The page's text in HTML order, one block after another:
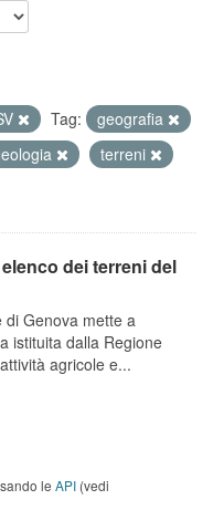
Tag:
geografia
terreni
dei terreni del
di Genova mette a
istituita dalla Regione
agricole e...
le API (vedi